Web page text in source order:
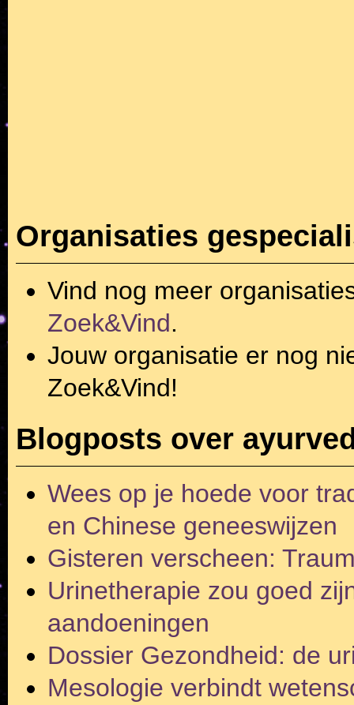
Organisaties
Vind nog meer
Zoek&Vind.
Jouw organisatie er nog
Zoek&Vind!
Blogposts over
Wees op je hoede voor
en Chinese geneeswijzen
Gisteren verscheen:
Urinetherapie zou goed
aandoeningen
Dossier Gezondheid: de
Mesologie verbindt